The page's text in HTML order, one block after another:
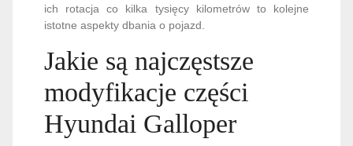
ich rotacja co kilka tysięcy kilometrów to kolejne
istotne aspekty dbania o pojazd.
Jakie są najczęstsze
modyfikacje części
Hyundai Galloper